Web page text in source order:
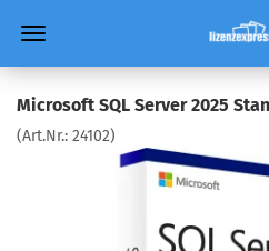
Microsoft SQL Server 2025
(Art.Nr.: 24102)